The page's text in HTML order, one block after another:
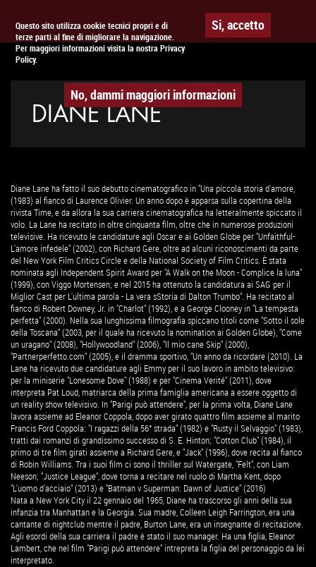
Questo sito utilizza cookie tecnici propri e di
terze parti al fine di migliorare la navigazione.
Per maggiori informazioni visita la nostra Privacy
Policy.
Si, accetto
No, dammi maggiori informazioni
APPUNTAMENTO AL CINEMA
DIANE LANE
Diane Lane ha fatto il suo debutto cinematografico in "Una piccola storia d'amore,
(1983) al fianco di Laurence Olivier. Un anno dopo è apparsa sulla copertina della
rivista Time, e da allora la sua carriera cinematografica ha letteralmente spiccato il
volo. La Lane ha recitato in oltre cinquanta film, oltre che in numerose produzioni
televisive. Ha ricevuto le candidature agli Oscar e ai Golden Globe per "Unfaithful-
L'amore infedele" (2002), con Richard Gere, oltre ad alcuni riconoscimenti da parte
del New York Film Critics Circle e della National Society of Film Critics. È stata
nominata agli Independent Spirit Award per "A Walk on the Moon - Complice la luna"
(1999), con Viggo Mortensen; e nel 2015 ha ottenuto la candidatura ai SAG per il
Miglior Cast per L'ultima parola - La vera sStoria di Dalton Trumbo". Ha recitato al
fianco di Robert Downey, Jr. in "Charlot" (1992), e a George Clooney in "La tempesta
perfetta" (2000). Nella sua lunghissima filmografia spiccano titoli come "Sotto il sole
della Toscana" (2003, per il quale ha ricevuto la nomination ai Golden Globe), "Come
un uragano" (2008), "Hollywoodland" (2006), "Il mio cane Skip" (2000),
"Partnerperfetto.com" (2005), e il dramma sportivo, "Un anno da ricordare (2010). La
Lane ha ricevuto due candidature agli Emmy per il suo lavoro in ambito televisivo:
per la miniserie "Lonesome Dove" (1988) e per "Cinema Verité" (2011), dove
interpreta Pat Loud, matriarca della prima famiglia americana a essere oggetto di
un reality show televisivo. In "Parigi può attendere", per la prima volta, Diane Lane
lavora assieme ad Eleanor Coppola, dopo aver girato quattro film assieme al marito
Francis Ford Coppola: "I ragazzi della 56° strada" (1982) e "Rusty il Selvaggio" (1983),
tratti dai romanzi di grandissimo successo di S. E. Hinton; "Cotton Club" (1984), il
primo di tre film girati assieme a Richard Gere, e "Jack" (1996), dove recita al fianco
di Robin Williams. Tra i suoi film ci sono il thriller sul Watergate, "Felt", con Liam
Neeson; "Justice League", dove torna a recitare nel ruolo di Martha Kent, dopo
"L'uomo d'acciaio" (2013) e "Batman v Superman: Dawn of Justice" (2016)
Nata a New York City il 22 gennaio del 1965, Diane ha trascorso gli anni della sua
infanzia tra Manhattan e la Georgia. Sua madre, Colleen Leigh Farrington, era una
cantante di nightclub mentre il padre, Burton Lane, era un insegnante di recitazione.
Agli esordi della sua carriera il padre è stato il suo manager. Ha una figlia, Eleanor
Lambert, che nel film "Parigi può attendere" intrepreta la figlia del personaggio da lei
interpretato.